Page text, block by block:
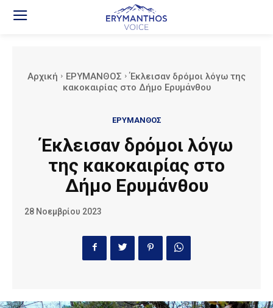
Αρχική ΕΡΥΜΑΝΘΟΣ
Έκλεισαν δρόμοι λόγω της
κακοκαιρίας στο Δήμο Ερυμάνθου
ΕΡΥΜΑΝΘΟΣ
Έκλεισαν δρόμοι λόγω
της κακοκαιρίας στο
Δήμο Ερυμάνθου
28 Νοεμβρίου 2023